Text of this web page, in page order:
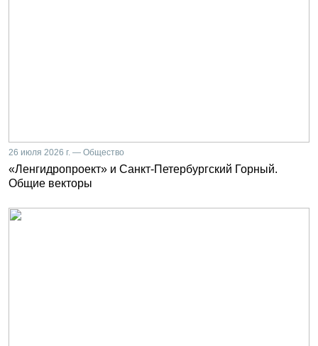
26 июля 2026 г. — Общество
«Ленгидропроект» и Санкт-Петербургский Горный.
Общие векторы